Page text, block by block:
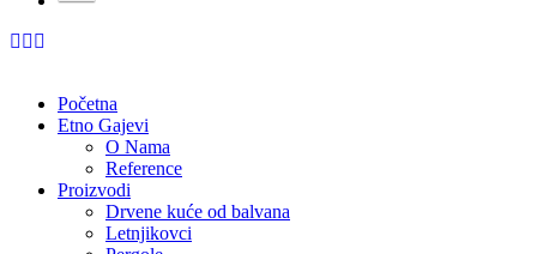
Početna
Etno Gajevi
O Nama
Reference
Proizvodi
Drvene kuće od balvana
Letnjikovci